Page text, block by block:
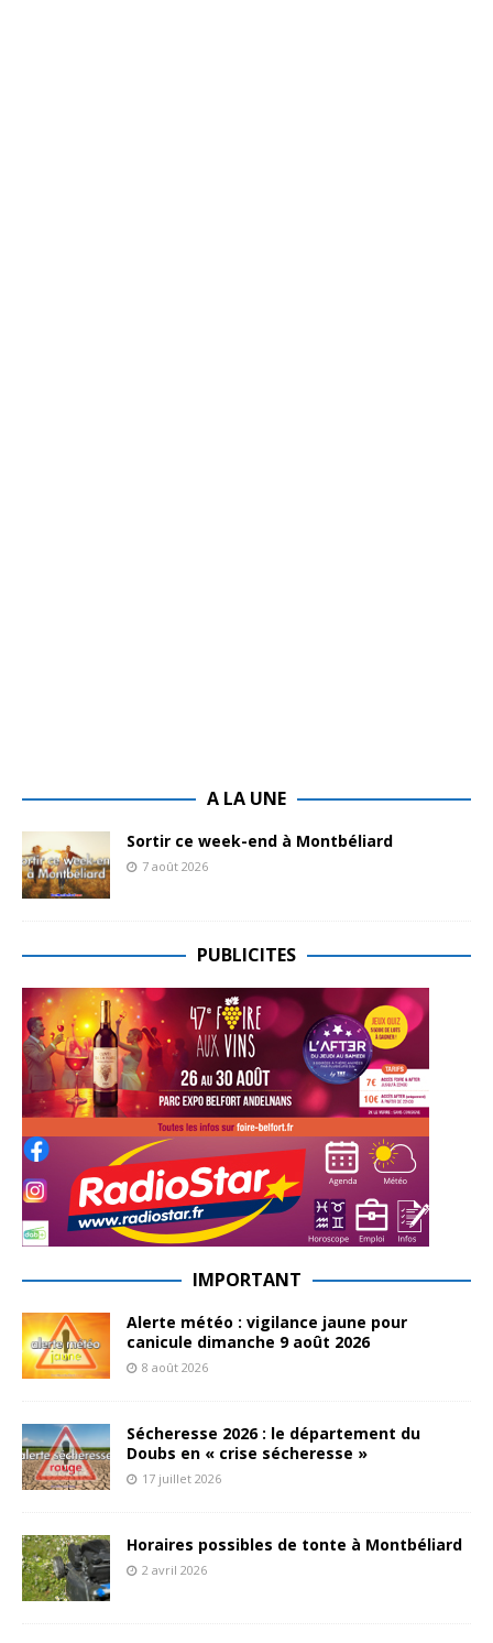
A LA UNE
Sortir ce week-end à Montbéliard
7 août 2026
PUBLICITES
IMPORTANT
Alerte météo : vigilance jaune pour
canicule dimanche 9 août 2026
8 août 2026
Sécheresse 2026 : le département du
Doubs en « crise sécheresse »
17 juillet 2026
Horaires possibles de tonte à Montbéliard
2 avril 2026